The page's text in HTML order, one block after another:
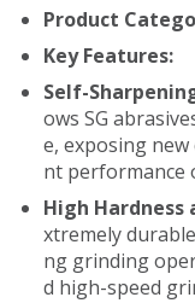
Product
Key Features:
Self-
ows SG
e, exposing
nt performance
High Hardness
xtremely
ng grinding
d high-speed